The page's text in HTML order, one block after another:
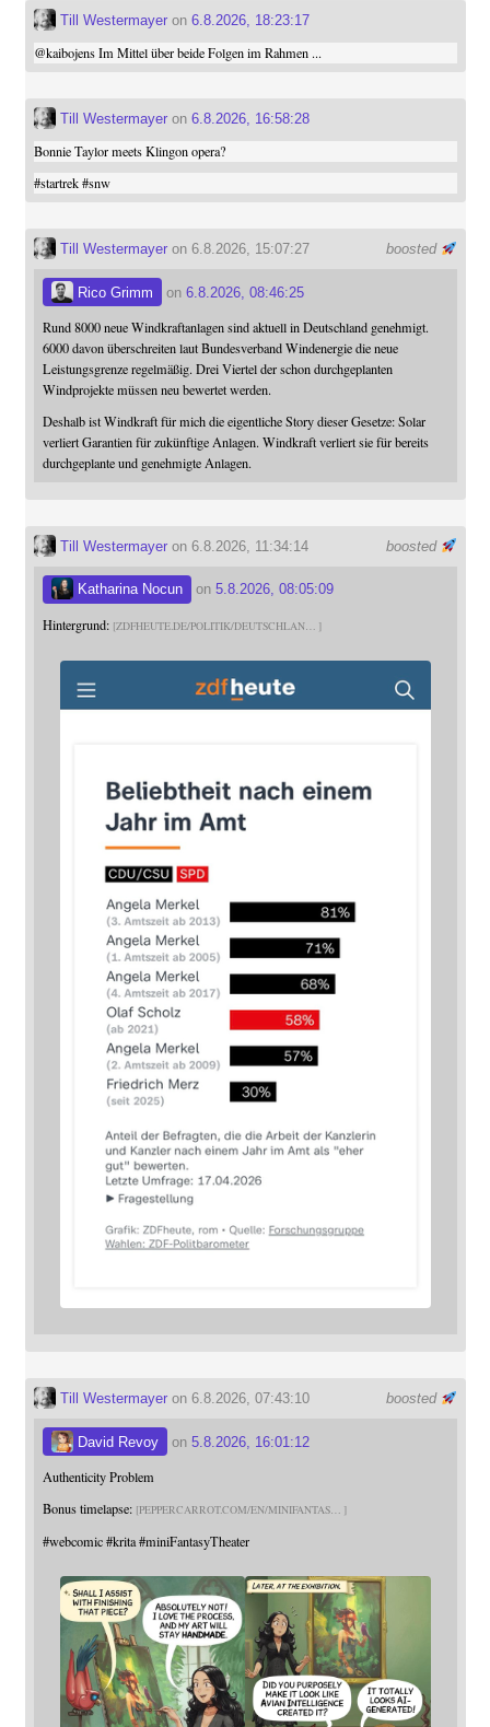
Till Westermayeron 6.8.2026, 18:23:17
@kaibojensIm Mittel über beide Folgen im Rahmen ...
Till Westermayeron 6.8.2026, 16:58:28
Bonnie Taylor meets Klingon opera?
#startrek #snw
boosted
Till Westermayeron 6.8.2026, 15:07:27
Rico Grimm on 6.8.2026, 08:46:25
Rund 8000 neue Windkraftanlagen sind aktuell in Deutschland genehmigt.
6000 davon überschreiten laut Bundesverband Windenergie die neue
Leistungsgrenze regelmäßig. Drei Viertel der schon durchgeplanten
Windprojekte müssen neu bewertet werden.
Deshalb ist Windkraft für mich die eigentliche Story dieser Gesetze: Solar
verliert Garantien für zukünftige Anlagen. Windkraft verliert sie für bereits
durchgeplante und genehmigte Anlagen.
boosted
Till Westermayeron 6.8.2026, 11:34:14
Katharina Nocun on 5.8.2026, 08:05:09
Hintergrund: ZDFHEUTE.DE/POLITIK/DEUTSCHLAN
boosted
Till Westermayeron 6.8.2026, 07:43:10
David Revoy on 5.8.2026, 16:01:12
Authenticity Problem
Bonus timelapse: PEPPERCARROT.COM/EN/MINIFANTAS
#webcomic #krita #miniFantasyTheater